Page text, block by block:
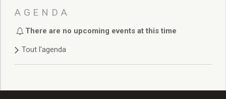
Délibérations 2022
Délibérations 2021
Délibérations 2020
Délibérations 2019
Délibérations 2018
AGENDA
There are no upcoming events at this time
Tout l'agenda